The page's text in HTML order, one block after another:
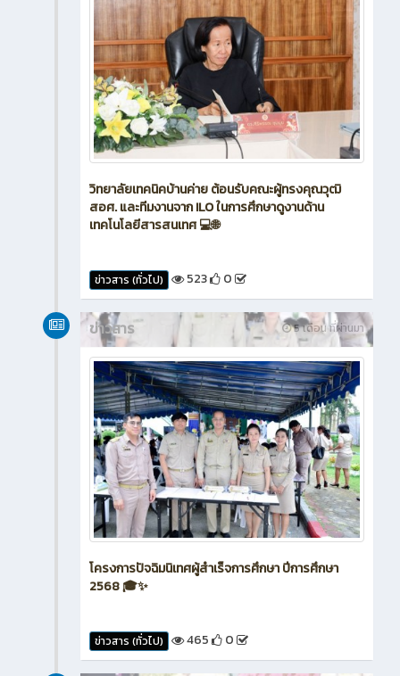
วิทยาลัยเทคนิคบ้านค่าย ต้อนรับคณะผู้ทรงคุณวุฒิ
สอศ. และทีมงานจาก ILO ในการศึกษาดูงานด้าน
เทคโนโลยีสารสนเทศ 💻🌐
ข่าวสาร (ทั่วไป) 523 0
5 เดือน ที่ผ่านมา
ข่าวสาร
โครงการปัจฉิมนิเทศผู้สำเร็จการศึกษา ปีการศึกษา
2568 🎓✨
ข่าวสาร (ทั่วไป) 465 0